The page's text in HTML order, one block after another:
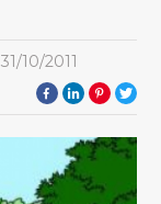
31/10/2011